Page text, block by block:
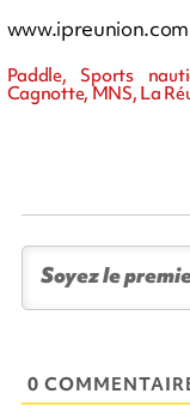
www.ipreunion.com
Paddle, Sports
Cagnotte, MNS, La
0